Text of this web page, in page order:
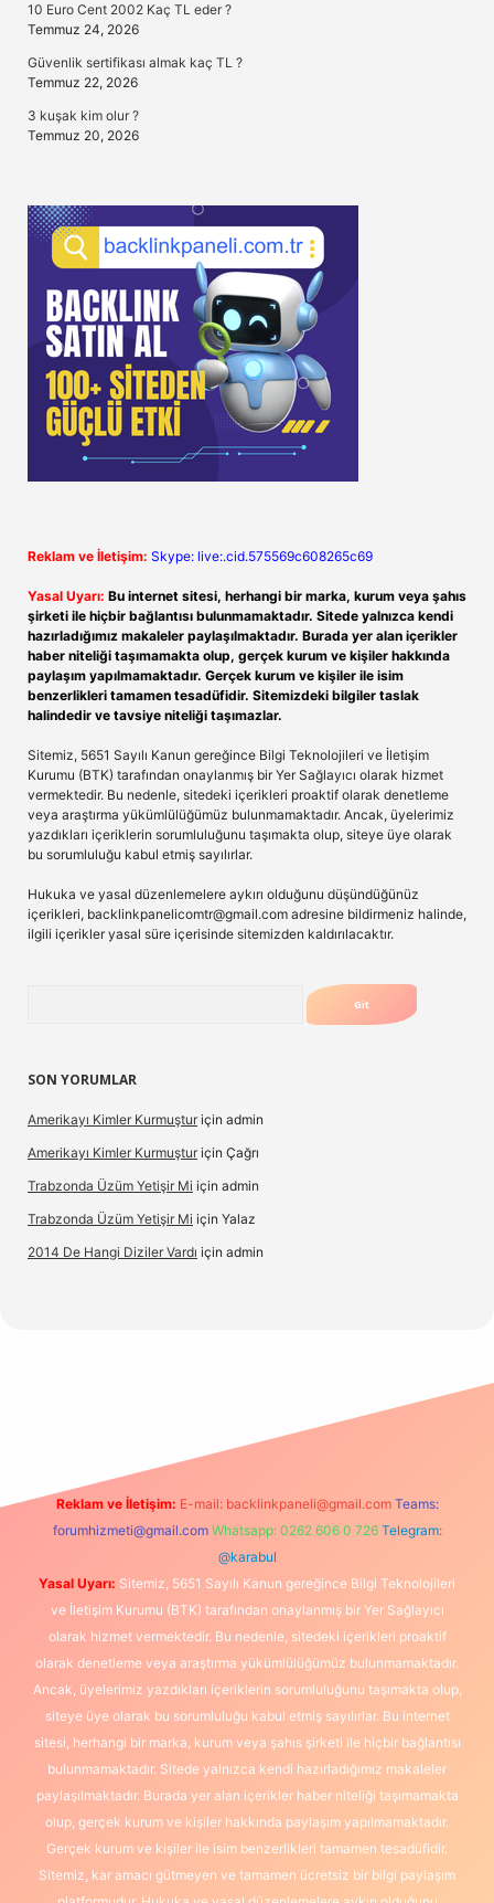
10 Euro Cent 2002 Kaç TL eder ?
Temmuz 24, 2026
Güvenlik sertifikası almak kaç TL ?
Temmuz 22, 2026
3 kuşak kim olur ?
Temmuz 20, 2026
Reklam ve İletişim: Skype: live:.cid.575569c608265c69
Yasal Uyarı: Bu internet sitesi, herhangi bir marka, kurum veya şahıs
şirketi ile hiçbir bağlantısı bulunmamaktadır. Sitede yalnızca kendi
hazırladığımız makaleler paylaşılmaktadır. Burada yer alan içerikler
haber niteliği taşımamakta olup, gerçek kurum ve kişiler hakkında
paylaşım yapılmamaktadır. Gerçek kurum ve kişiler ile isim
benzerlikleri tamamen tesadüfidir. Sitemizdeki bilgiler taslak
halindedir ve tavsiye niteliği taşımazlar.
Sitemiz, 5651 Sayılı Kanun gereğince Bilgi Teknolojileri ve İletişim
Kurumu (BTK) tarafından onaylanmış bir Yer Sağlayıcı olarak hizmet
vermektedir. Bu nedenle, sitedeki içerikleri proaktif olarak denetleme
veya araştırma yükümlülüğümüz bulunmamaktadır. Ancak, üyelerimiz
yazdıkları içeriklerin sorumluluğunu taşımakta olup, siteye üye olarak
bu sorumluluğu kabul etmiş sayılırlar.
Hukuka ve yasal düzenlemelere aykırı olduğunu düşündüğünüz
içerikleri, backlinkpanelicomtr@gmail.com adresine bildirmeniz halinde,
ilgili içerikler yasal süre içerisinde sitemizden kaldırılacaktır.
SON YORUMLAR
Amerikayı Kimler Kurmuştur için admin
Amerikayı Kimler Kurmuştur için Çağrı
Trabzonda Üzüm Yetişir Mi için admin
Trabzonda Üzüm Yetişir Mi için Yalaz
2014 De Hangi Diziler Vardı için admin
Reklam ve İletişim: E-mail: backlinkpaneli@gmail.com Teams:
forumhizmeti@gmail.com Whatsapp: 0262 606 0 726 Telegram:
@karabul
Yasal Uyarı: Sitemiz, 5651 Sayılı Kanun gereğince Bilgi Teknolojileri
ve İletişim Kurumu (BTK) tarafından onaylanmış bir Yer Sağlayıcı
olarak hizmet vermektedir. Bu nedenle, sitedeki içerikleri proaktif
olarak denetleme veya araştırma yükümlülüğümüz bulunmamaktadır.
Ancak, üyelerimiz yazdıkları içeriklerin sorumluluğunu taşımakta olup,
siteye üye olarak bu sorumluluğu kabul etmiş sayılırlar. Bu internet
sitesi, herhangi bir marka, kurum veya şahıs şirketi ile hiçbir bağlantısı
bulunmamaktadır. Sitede yalnızca kendi hazırladığımız makaleler
paylaşılmaktadır. Burada yer alan içerikler haber niteliği taşımamakta
olup, gerçek kurum ve kişiler hakkında paylaşım yapılmamaktadır.
Gerçek kurum ve kişiler ile isim benzerlikleri tamamen tesadüfidir.
Sitemiz, kar amacı gütmeyen ve tamamen ücretsiz bir bilgi paylaşım